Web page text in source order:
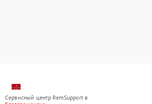
Сервисный центр RemSupport в